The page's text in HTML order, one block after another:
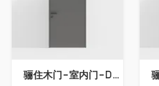
骊住木门-室内门-DAA标准门-方形把手-2350-灰色